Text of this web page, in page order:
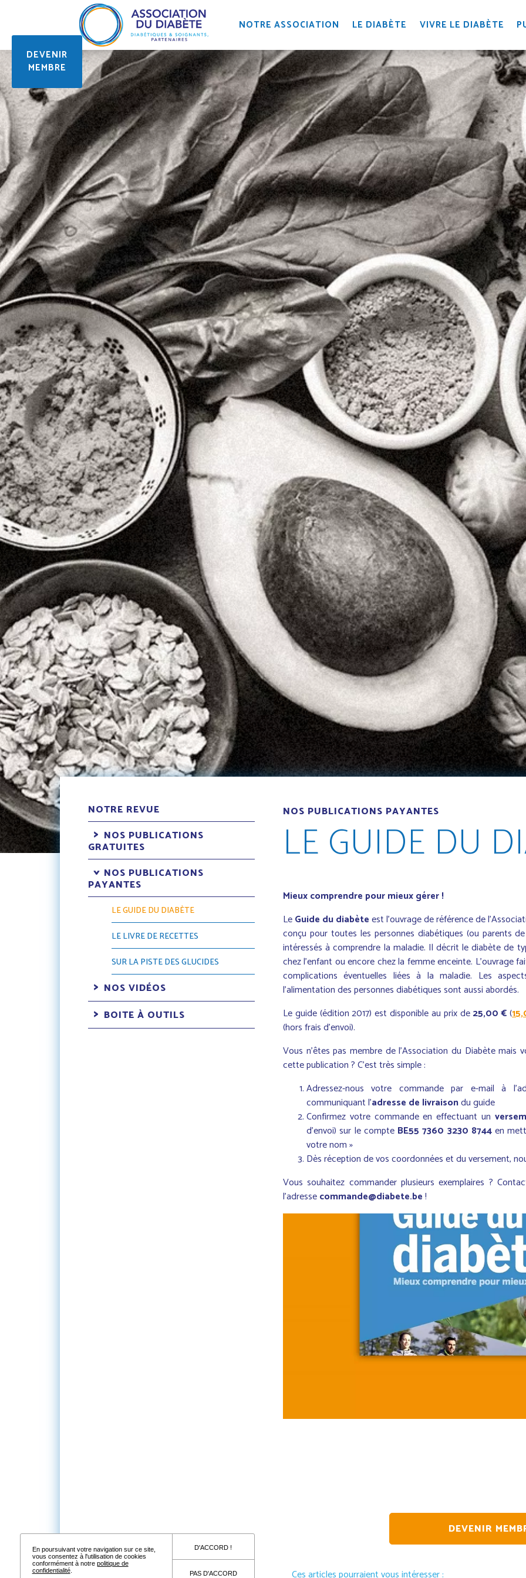
NOTRE ASSOCIATION LE DIABÈTE VIVRE LE DIABÈTE
DEVENIR
MEMBRE
NOTRE REVUE
NOS PUBLICATIONS
GRATUITES
NOS PUBLICATIONS
PAYANTES
LE GUIDE DU DIABÈTE
LE LIVRE DE RECETTES
SUR LA PISTE DES GLUCIDES
NOS VIDÉOS
BOITE À OUTILS
NOS PUBLICATIONS PAYANTES
LE GUIDE DU
Mieux comprendre pour mieux gérer !
LeGuide du diabèteest l'ouvrage de référence de
conçu pour toutes les personnes diabétiques (ou parents
intéressés à comprendre la maladie. Il décrit le diabète de
chez l’enfant ou encore chez la femme enceinte. L'ouvrage
complications éventuelles liées à la maladie. Les
l'alimentation des personnes diabétiques sont aussi abordés.
Le guide (édition 2017) est disponible au prix de25,00 €(
(hors frais d’envoi).
Vous n'êtes pas membre de l'Association du Diabète mais
cette publication ? C'est très simple :
Adressez-nous votre commande par e-mail à
communiquant l'adresse de livraisondu guide
Confirmez votre commande en effectuant un
d’envoi) sur le compte BE55 7360 3230 8744en
votre nom »
Dès réception de vos coordonnées et du versement,
Vous souhaitez commander plusieurs exemplaires ?
l'adressecommande@diabete.be!
DEVENIR
Ces articles pourraient vous intéresser :
En poursuivant votre navigation sur ce site,
vous consentez à l'utilisation de cookies
conformément à notre politique de
confidentialité.
D'ACCORD !
PAS D'ACCORD